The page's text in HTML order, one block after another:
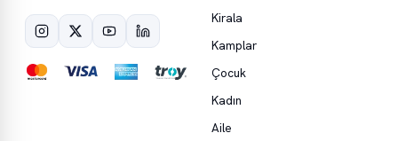
Kirala
Kamplar
Çocuk
Kadın
Aile